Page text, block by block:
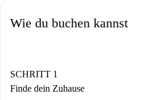
Wie du buchen kannst
SCHRITT 1
Finde dein Zuhause